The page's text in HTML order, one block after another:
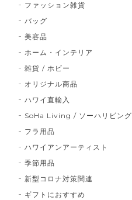
ファッション雑貨
バッグ
美容品
ホーム・インテリア
雑貨 / ホビー
オリジナル商品
ハワイ直輸入
SoHa Living / ソーハリビング
フラ用品
ハワイアンアーティスト
季節用品
新型コロナ対策関連
ギフトにおすすめ